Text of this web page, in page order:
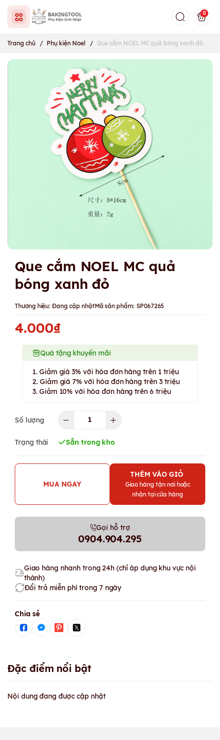
0
Trang chủ / Phụ kiện Noel / Que cắm NOEL MC quả bóng xanh đỏ
Que cắm NOEL MC quả
bóng xanh đỏ
Thương hiệu: Đang cập nhậtMã sản phẩm: SP067265
4.000₫
Quà tặng khuyến mãi
1. Giảm giá 3% với hóa đơn hàng trên 1 triệu
2. Giảm giá 7% với hóa đơn hàng trên 3 triệu
3. Giảm 10% với hóa đơn hàng trên 6 triệu
Số lượng
Trạng thái Sẵn trong kho
MUA NGAY
THÊM VÀO GIỎ
Giao hàng tận nơi hoặc
nhận tại cửa hàng
Gọi hỗ trợ
0904.904.295
Giao hàng nhanh trong 24h (chỉ áp dụng khu vực nội
thành)
Đổi trả miễn phí trong 7 ngày
Chia sẻ
Đặc điểm nổi bật
Nội dung đang được cập nhật